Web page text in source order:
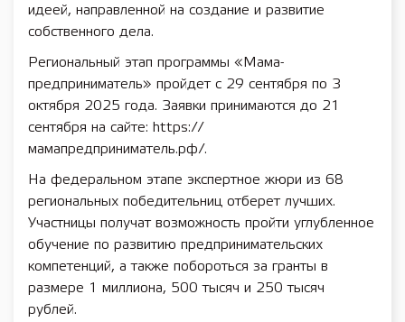
идеей, направленной на создание и развитие
собственного дела.
Региональный этап программы «Мама-
предприниматель» пройдет с 29 сентября по 3
октября 2025 года. Заявки принимаются до 21
сентября на сайте: https://
мамапредприниматель.рф/.
На федеральном этапе экспертное жюри из 68
региональных победительниц отберет лучших.
Участницы получат возможность пройти углубленное
обучение по развитию предпринимательских
компетенций, а также побороться за гранты в
размере 1 миллиона, 500 тысяч и 250 тысяч
рублей.